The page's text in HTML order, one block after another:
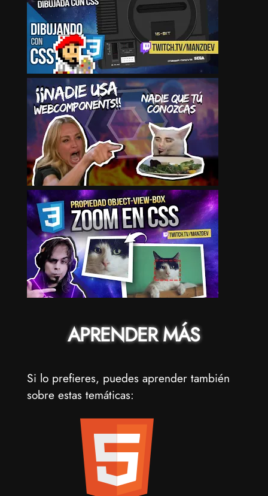
APRENDER MÁS
Si lo prefieres, puedes aprender también
sobre estas temáticas: